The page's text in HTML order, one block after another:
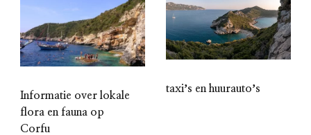
Informatie over lokale
flora en fauna op
Corfu
taxiʼs en huurautoʼs